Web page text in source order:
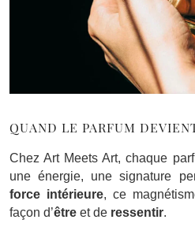
QUAND LE PARFUM
Chez Art Meets Art, chaque
une énergie, une signature
force intérieure, ce
façon d’être et de ressentir.